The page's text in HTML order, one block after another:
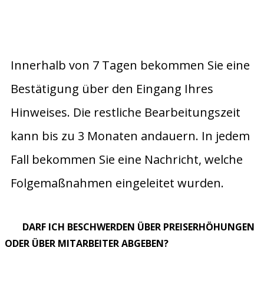
Innerhalb von 7 Tagen bekommen Sie eine
Bestätigung über den Eingang Ihres
Hinweises. Die restliche Bearbeitungszeit
kann bis zu 3 Monaten andauern. In jedem
Fall bekommen Sie eine Nachricht, welche
Folgemaßnahmen eingeleitet wurden.
DARF ICH BESCHWERDEN ÜBER PREISERHÖHUNGEN
ODER ÜBER MITARBEITER ABGEBEN?